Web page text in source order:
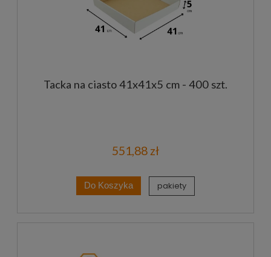
Tacka na ciasto 41x41x5 cm - 400 szt.
551,88 zł
Do Koszyka pakiety